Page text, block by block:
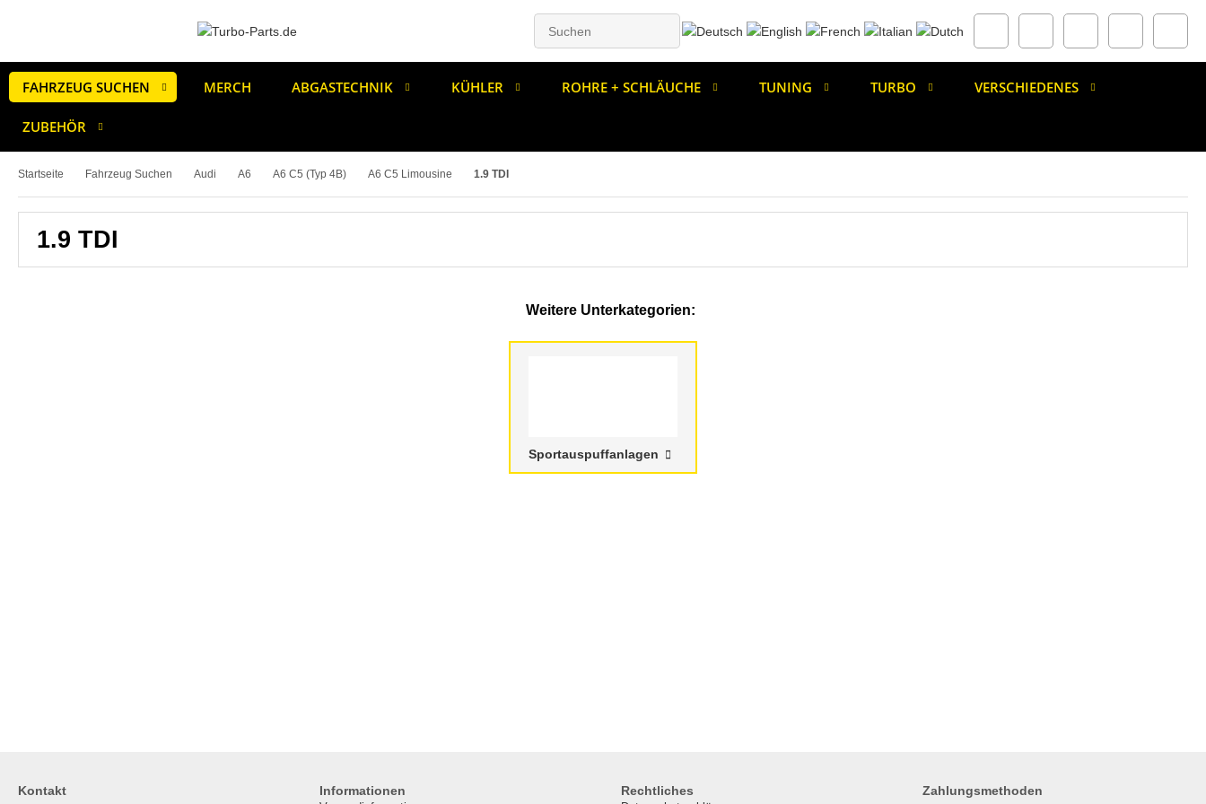
FAHRZEUG SUCHEN MERCH ABGASTECHNIK KÜHLER ROHRE + SCHLÄUCHE TUNING TURBO VERSCHIEDENES
ZUBEHÖR
Startseite Fahrzeug Suchen Audi A6 A6 C5 (Typ 4B) A6 C5 Limousine 1.9 TDI
1.9 TDI
Weitere Unterkategorien:
Sportauspuffanlagen
Kontakt Informationen Rechtliches Zahlungsmethoden